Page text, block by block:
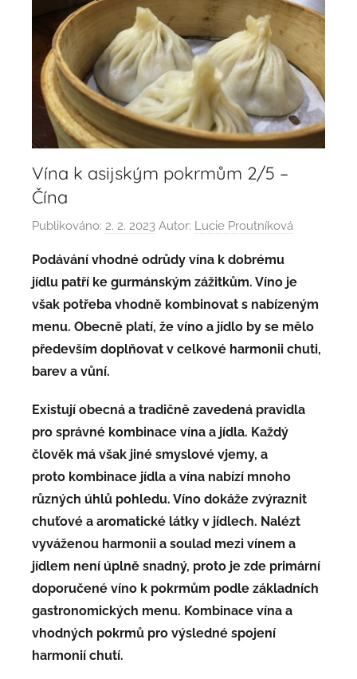
Vína k asijským pokrmům 2/5 –
Čína
Publikováno: 2. 2. 2023 Autor: Lucie Proutníková
Podávání vhodné odrůdy vína k dobrému
jídlu patří ke gurmánským zážitkům. Víno je
však potřeba vhodně kombinovat s nabízeným
menu. Obecně platí, že víno a jídlo by se mělo
především doplňovat v celkové harmonii chuti,
barev a vůní.
Existují obecná a tradičně zavedená pravidla
pro správné kombinace vína a jídla. Každý
člověk má však jiné smyslové vjemy, a
proto kombinace jídla a vína nabízí mnoho
různých úhlů pohledu. Víno dokáže zvýraznit
chuťové a aromatické látky v jídlech. Nalézt
vyváženou harmonii a soulad mezi vínem a
jídlem není úplně snadný, proto je zde primární
doporučené víno k pokrmům podle základních
gastronomických menu. Kombinace vína a
vhodných pokrmů pro výsledné spojení
harmonií chutí.